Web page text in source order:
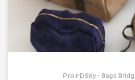
Pro 3DSky - Bags